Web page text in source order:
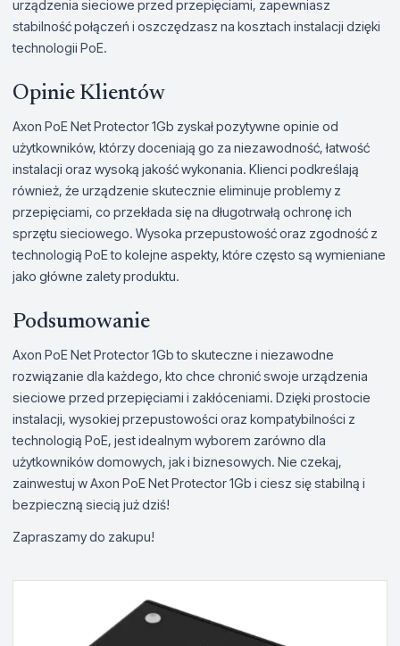
urządzenia sieciowe przed przepięciami, zapewniasz
stabilność połączeń i oszczędzasz na kosztach instalacji dzięki
technologii PoE.
Opinie Klientów
Axon PoE Net Protector 1Gb zyskał pozytywne opinie od
użytkowników, którzy doceniają go za niezawodność, łatwość
instalacji oraz wysoką jakość wykonania. Klienci podkreślają
również, że urządzenie skutecznie eliminuje problemy z
przepięciami, co przekłada się na długotrwałą ochronę ich
sprzętu sieciowego. Wysoka przepustowość oraz zgodność z
technologią PoE to kolejne aspekty, które często są wymieniane
jako główne zalety produktu.
Podsumowanie
Axon PoE Net Protector 1Gb to skuteczne i niezawodne
rozwiązanie dla każdego, kto chce chronić swoje urządzenia
sieciowe przed przepięciami i zakłóceniami. Dzięki prostocie
instalacji, wysokiej przepustowości oraz kompatybilności z
technologią PoE, jest idealnym wyborem zarówno dla
użytkowników domowych, jak i biznesowych. Nie czekaj,
zainwestuj w Axon PoE Net Protector 1Gb i ciesz się stabilną i
bezpieczną siecią już dziś!
Zapraszamy do zakupu!